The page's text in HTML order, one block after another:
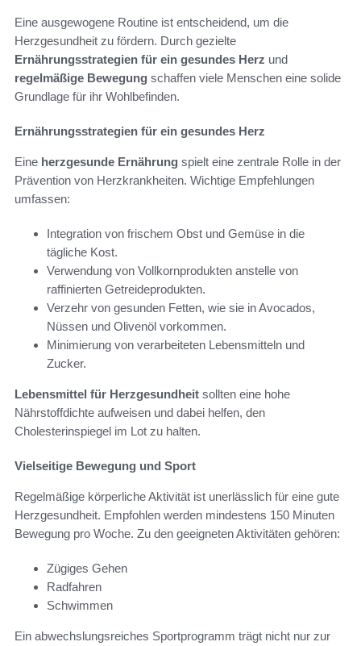
Eine ausgewogene Routine ist entscheidend, um die
Herzgesundheit zu fördern. Durch gezielte
Ernährungsstrategien für ein gesundes Herz und
regelmäßige Bewegung schaffen viele Menschen eine solide
Grundlage für ihr Wohlbefinden.
Ernährungsstrategien für ein gesundes Herz
Eine herzgesunde Ernährung spielt eine zentrale Rolle in der
Prävention von Herzkrankheiten. Wichtige Empfehlungen
umfassen:
Integration von frischem Obst und Gemüse in die
tägliche Kost.
Verwendung von Vollkornprodukten anstelle von
raffinierten Getreideprodukten.
Verzehr von gesunden Fetten, wie sie in Avocados,
Nüssen und Olivenöl vorkommen.
Minimierung von verarbeiteten Lebensmitteln und
Zucker.
Lebensmittel für Herzgesundheit sollten eine hohe
Nährstoffdichte aufweisen und dabei helfen, den
Cholesterinspiegel im Lot zu halten.
Vielseitige Bewegung und Sport
Regelmäßige körperliche Aktivität ist unerlässlich für eine gute
Herzgesundheit. Empfohlen werden mindestens 150 Minuten
Bewegung pro Woche. Zu den geeigneten Aktivitäten gehören:
Zügiges Gehen
Radfahren
Schwimmen
Ein abwechslungsreiches Sportprogramm trägt nicht nur zur